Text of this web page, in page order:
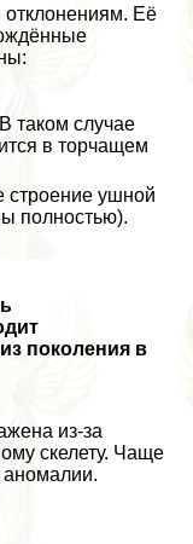
отклонениям. Её
таком случае
в торчащем
строение ушной
полностью).
поколения в
из-за
скелету. Чаще
аномалии.